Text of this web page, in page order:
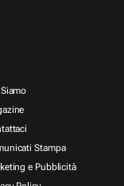
Stampa
e Pubblicità